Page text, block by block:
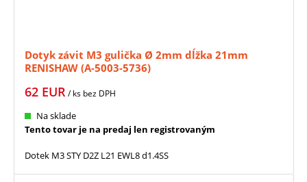
Dotyk závit M3 gulička Ø 2mm dĺžka 21mm
RENISHAW (A-5003-5736)
62 EUR/ ks bez DPH
Na sklade
Tento tovar je na predaj len registrovaným
Dotek M3 STY D2Z L21 EWL8 d1.4SS